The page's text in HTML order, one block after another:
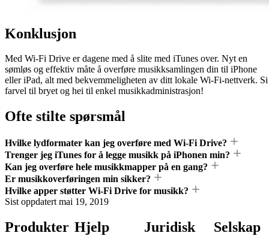
Konklusjon
Med Wi-Fi Drive er dagene med å slite med iTunes over. Nyt en
sømløs og effektiv måte å overføre musikksamlingen din til iPhone
eller iPad, alt med bekvemmeligheten av ditt lokale Wi-Fi-nettverk. Si
farvel til bryet og hei til enkel musikkadministrasjon!
Ofte stilte spørsmål
Hvilke lydformater kan jeg overføre med Wi-Fi Drive?
Trenger jeg iTunes for å legge musikk på iPhonen min?
Kan jeg overføre hele musikkmapper på en gang?
Er musikkoverføringen min sikker?
Hvilke apper støtter Wi-Fi Drive for musikk?
Sist oppdatert mai 19, 2019
Produkter Hjelp Juridisk Selskap